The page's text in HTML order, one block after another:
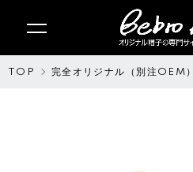
TOP 完全オリジナル（別注OEM）